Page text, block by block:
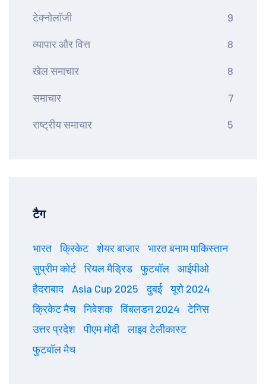
टेक्नोलॉजी 9
व्यापार और वित्त 8
खेल समाचार 8
समाचार 7
राष्ट्रीय समाचार 5
टैग
भारत क्रिकेट शेयर बाजार
भारत बनाम पाकिस्तान
सुप्रीम कोर्ट
रियल मैड्रिड फुटबॉल
आईपीओ
हैदराबाद
Asia Cup 2025 दुबई
यूरो 2024
क्रिकेट मैच
निवेशक विंबलडन 2024
टेनिस
उत्तर प्रदेश
पीएम मोदी
लाइव टेलीकास्ट
फुटबॉल मैच